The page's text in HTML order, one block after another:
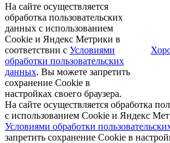
На сайте осуществляется
обработка пользовательских
данных с использованием
Cookie и Яндекс Метрики в
соответствии с Условиями
обработки пользовательских
данных. Вы можете запретить
сохранение Cookie в
настройках своего браузера.
На сайте осуществляется обработка
с использованием Cookie и Яндекс
Условиями обработки
запретить сохранение Cookie в